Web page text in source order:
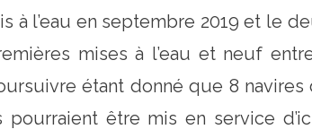
à l’eau en septembre 2019 et le
mises à l’eau et neuf
étant donné que 8
pourraient être mis en service